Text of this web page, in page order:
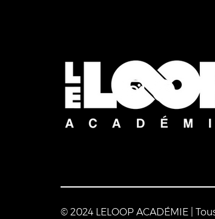
© 2024 LELOOP ACADÉMIE |